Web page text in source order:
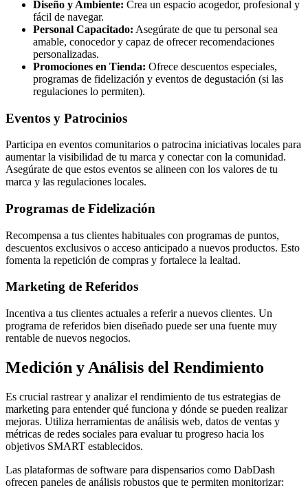
Diseño y Ambiente: Crea un espacio acogedor, profesional y
fácil de navegar.
Personal Capacitado: Asegúrate de que tu personal sea
amable, conocedor y capaz de ofrecer recomendaciones
personalizadas.
Promociones en Tienda: Ofrece descuentos especiales,
programas de fidelización y eventos de degustación (si las
regulaciones lo permiten).
Eventos y Patrocinios
Participa en eventos comunitarios o patrocina iniciativas locales para
aumentar la visibilidad de tu marca y conectar con la comunidad.
Asegúrate de que estos eventos se alineen con los valores de tu
marca y las regulaciones locales.
Programas de Fidelización
Recompensa a tus clientes habituales con programas de puntos,
descuentos exclusivos o acceso anticipado a nuevos productos. Esto
fomenta la repetición de compras y fortalece la lealtad.
Marketing de Referidos
Incentiva a tus clientes actuales a referir a nuevos clientes. Un
programa de referidos bien diseñado puede ser una fuente muy
rentable de nuevos negocios.
Medición y Análisis del Rendimiento
Es crucial rastrear y analizar el rendimiento de tus estrategias de
marketing para entender qué funciona y dónde se pueden realizar
mejoras. Utiliza herramientas de análisis web, datos de ventas y
métricas de redes sociales para evaluar tu progreso hacia los
objetivos SMART establecidos.
Las plataformas de software para dispensarios como DabDash
ofrecen paneles de análisis robustos que te permiten monitorizar: